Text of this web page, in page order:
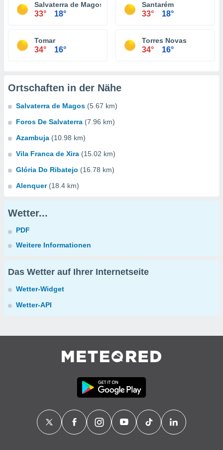
Salvaterra de Magos
33° 18°
Santarém
33° 18°
Tomar
34° 16°
Torres Novas
34° 16°
Ortschaften in der Nähe
Salvaterra de Magos (5.67 km)
Foros De Salvaterra (7.96 km)
Azambuja (10.98 km)
Vila Franca de Xira (15.02 km)
Glória Do Ribatejo (16.78 km)
Alenquer (18.4 km)
Wetter...
PDF
Weitere Informationen
Das Wetter auf Ihrer Internetseite
Wetter-Widget
Wetter-API